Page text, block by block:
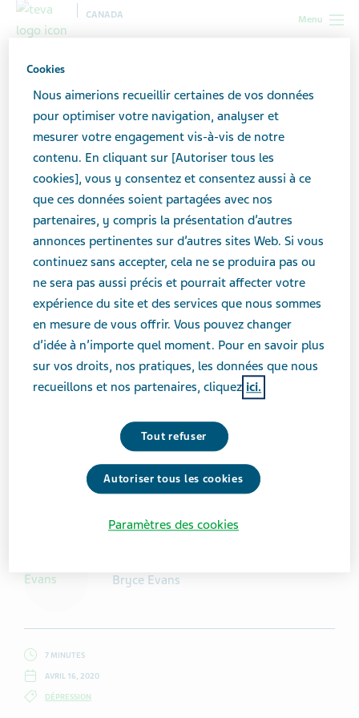
Menu
CANADA
Canada
Ce que je souhaiterais que
mes parents sachent au
sujet de mes problèmes de
santé mentale
Getty Images / fizkes
Bryce Evans
7 MINUTES
AVRIL 16, 2020
DÉPRESSION
Cookies
Nous aimerions recueillir certaines de vos données
pour optimiser votre navigation, analyser et
mesurer votre engagement vis-à-vis de notre
contenu. En cliquant sur [Autoriser tous les
cookies], vous y consentez et consentez aussi à ce
que ces données soient partagées avec nos
partenaires, y compris la présentation d’autres
annonces pertinentes sur d’autres sites Web. Si vous
continuez sans accepter, cela ne se produira pas ou
ne sera pas aussi précis et pourrait affecter votre
expérience du site et des services que nous sommes
en mesure de vous offrir. Vous pouvez changer
d’idée à n’importe quel moment. Pour en savoir plus
sur vos droits, nos pratiques, les données que nous
recueillons et nos partenaires, cliquez ici.
Tout refuser
Autoriser tous les cookies
Paramètres des cookies